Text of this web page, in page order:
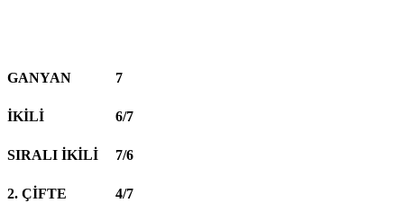
GANYAN 7
İKİLİ 6/7
SIRALI İKİLİ 7/6
2. ÇİFTE 4/7